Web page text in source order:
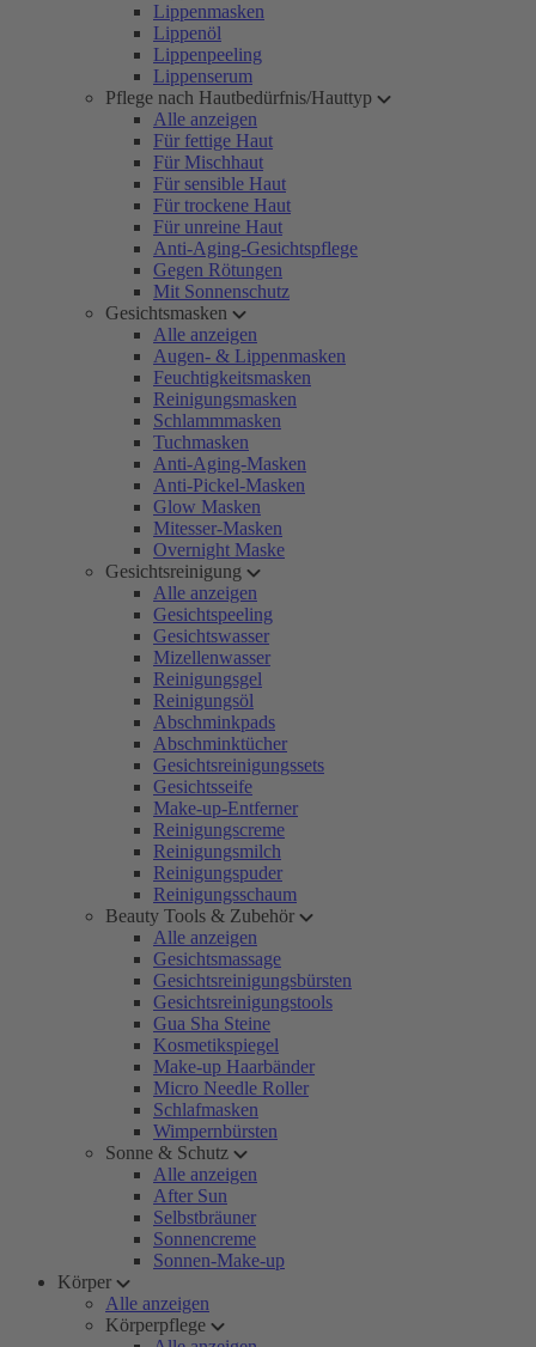
Lippenmasken
Lippenöl
Lippenpeeling
Lippenserum
Pflege nach Hautbedürfnis/Hauttyp
Alle anzeigen
Für fettige Haut
Für Mischhaut
Für sensible Haut
Für trockene Haut
Für unreine Haut
Anti-Aging-Gesichtspflege
Gegen Rötungen
Mit Sonnenschutz
Gesichtsmasken
Alle anzeigen
Augen- & Lippenmasken
Feuchtigkeitsmasken
Reinigungsmasken
Schlammmasken
Tuchmasken
Anti-Aging-Masken
Anti-Pickel-Masken
Glow Masken
Mitesser-Masken
Overnight Maske
Gesichtsreinigung
Alle anzeigen
Gesichtspeeling
Gesichtswasser
Mizellenwasser
Reinigungsgel
Reinigungsöl
Abschminkpads
Abschminktücher
Gesichtsreinigungssets
Gesichtsseife
Make-up-Entferner
Reinigungscreme
Reinigungsmilch
Reinigungspuder
Reinigungsschaum
Beauty Tools & Zubehör
Alle anzeigen
Gesichtsmassage
Gesichtsreinigungsbürsten
Gesichtsreinigungstools
Gua Sha Steine
Kosmetikspiegel
Make-up Haarbänder
Micro Needle Roller
Schlafmasken
Wimpernbürsten
Sonne & Schutz
Alle anzeigen
After Sun
Selbstbräuner
Sonnencreme
Sonnen-Make-up
Körper
Alle anzeigen
Körperpflege